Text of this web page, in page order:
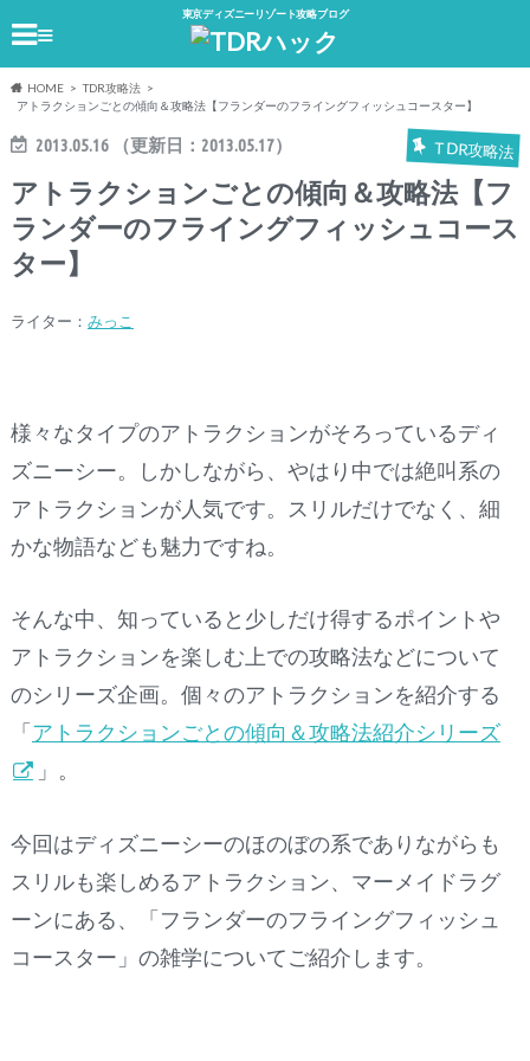
東京ディズニーリゾート攻略ブログ
≡
HOME
TDR攻略法
アトラクションごとの傾向＆攻略法【フランダーのフライングフィッシュコースター】
2013.05.16 （更新日： 2013.05.17） TDR攻略法
アトラクションごとの傾向＆攻略法【フ
ランダーのフライングフィッシュコース
ター】
ライター： みっこ
様々なタイプのアトラクションがそろっているディ
ズニーシー。しかしながら、やはり中では絶叫系の
アトラクションが人気です。スリルだけでなく、細
かな物語なども魅力ですね。
そんな中、知っていると少しだけ得するポイントや
アトラクションを楽しむ上での攻略法などについて
のシリーズ企画。個々のアトラクションを紹介する
「アトラクションごとの傾向＆攻略法紹介シリーズ
」。
今回はディズニーシーのほのぼの系でありながらも
スリルも楽しめるアトラクション、マーメイドラグ
ーンにある、「フランダーのフライングフィッシュ
コースター」の雑学についてご紹介します。